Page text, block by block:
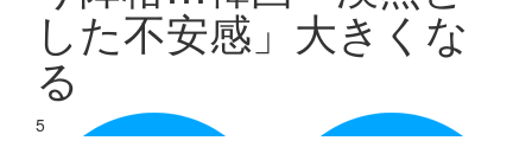
した不安感」大きくな
る
5